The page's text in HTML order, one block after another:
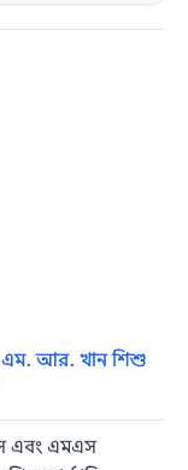
এম. আর. খান শিশু
এবং এমএস